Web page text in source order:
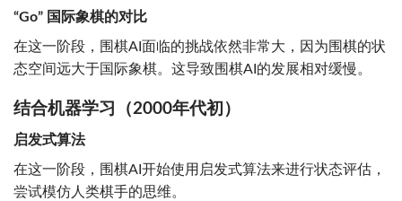
“Go” 国际象棋的对比
在这一阶段，围棋AI面临的挑战依然非常大，因为围棋的状
态空间远大于国际象棋。这导致围棋AI的发展相对缓慢。
结合机器学习（2000年代初）
启发式算法
在这一阶段，围棋AI开始使用启发式算法来进行状态评估，
尝试模仿人类棋手的思维。